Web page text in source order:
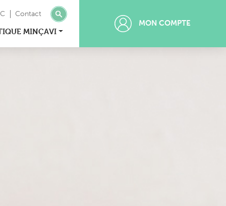
Contact
MINÇAVI
MON COMPTE